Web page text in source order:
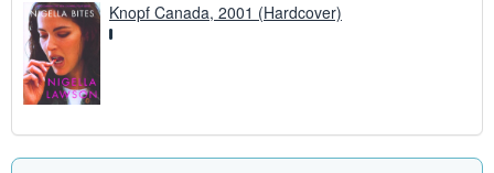
Knopf Canada, 2001 (Hardcover)